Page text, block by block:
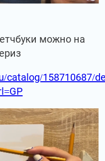
можно на
catalog/158710687/